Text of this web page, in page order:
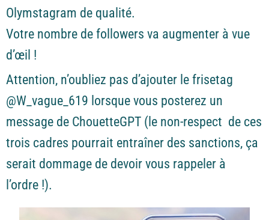
Olymstagram de qualité.
Votre nombre de followers va augmenter à vue
d’œil !
Attention, n’oubliez pas d’ajouter le frisetag
@W_vague_619 lorsque vous posterez un
message de ChouetteGPT (le non-respect de ces
trois cadres pourrait entraîner des sanctions, ça
serait dommage de devoir vous rappeler à
l’ordre !).